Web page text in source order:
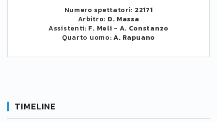
Numero spettatori: 22171
Arbitro: D. Massa
Assistenti: F. Meli - A. Constanzo
Quarto uomo:A. Rapuano
TIMELINE